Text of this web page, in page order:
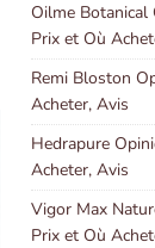
Oilme Botanical
Prix et Où
Remi Bloston
Acheter, Avis
Hedrapure
Acheter, Avis
Vigor Max
Prix et Où